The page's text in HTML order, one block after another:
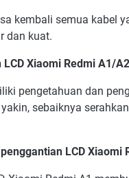
kembali semua kabel
dan kuat.
Xiaomi Redmi A1/
pengetahuan dan
sebaiknya
LCD Xiaomi